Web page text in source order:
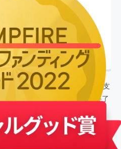
円
終了
支援者数2,363
に募集を開始し、 2,363
人の支
集め、2022/03/25に募集を終了